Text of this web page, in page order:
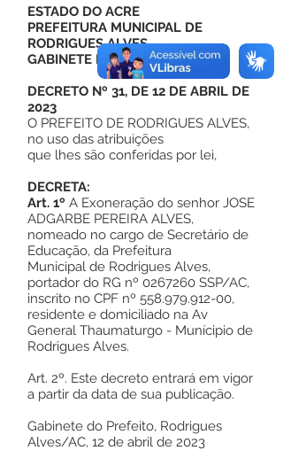
ESTADO DO ACRE
PREFEITURA MUNICIPAL DE
RODRIGUES ALVES
GABINETE DO PREFEITO
DECRETO Nº 31, DE 12 DE ABRIL DE
2023
O PREFEITO DE RODRIGUES ALVES,
no uso das atribuições
que lhes são conferidas por lei,
DECRETA:
Art. 1º A Exoneração do senhor JOSE
ADGARBE PEREIRA ALVES,
nomeado no cargo de Secretário de
Educação, da Prefeitura
Municipal de Rodrigues Alves,
portador do RG nº 0267260 SSP/AC,
inscrito no CPF nº 558.979.912-00,
residente e domiciliado na Av
General Thaumaturgo - Munícipio de
Rodrigues Alves.
Art. 2º. Este decreto entrará em vigor
a partir da data de sua publicação.
Gabinete do Prefeito, Rodrigues
Alves/AC, 12 de abril de 2023